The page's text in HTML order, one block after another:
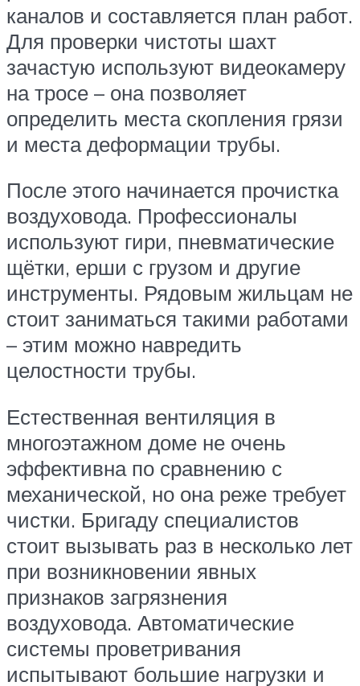
каналов и составляется план работ.
Для проверки чистоты шахт
зачастую используют видеокамеру
на тросе – она позволяет
определить места скопления грязи
и места деформации трубы.
После этого начинается прочистка
воздуховода. Профессионалы
используют гири, пневматические
щётки, ерши с грузом и другие
инструменты. Рядовым жильцам не
стоит заниматься такими работами
– этим можно навредить
целостности трубы.
Естественная вентиляция в
многоэтажном доме не очень
эффективна по сравнению с
механической, но она реже требует
чистки. Бригаду специалистов
стоит вызывать раз в несколько лет
при возникновении явных
признаков загрязнения
воздуховода. Автоматические
системы проветривания
испытывают большие нагрузки и